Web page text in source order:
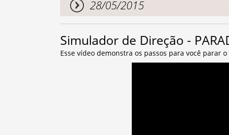
28/05/2015
Simulador de Direção -
Esse vídeo demonstra os passos para você parar